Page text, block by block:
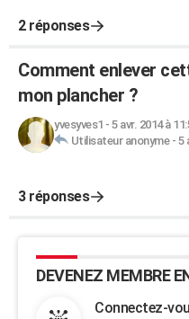
2 réponses
Comment enlever
mon plancher ?
yvesyves1 - 5 avr. 2014 à
Utilisateur anonyme- 5
3 réponses
DEVENEZ MEMBRE
Connectez-